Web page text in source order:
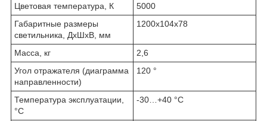
Цветовая температура, К
5000
Габаритные размеры
светильника, ДхШхВ, мм
1200х104х78
Масса, кг
2,6
Угол отражателя (диаграмма
направленности)
120 °
Температура эксплуатации,
°С
-30…+40 °С